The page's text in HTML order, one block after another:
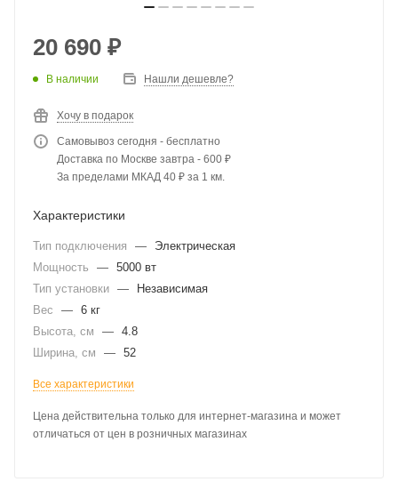
20 690 ₽
В наличии Нашли дешевле?
Хочу в подарок
Самовывоз сегодня - бесплатно
Доставка по Москве завтра - 600 ₽
За пределами МКАД 40 ₽ за 1 км.
Характеристики
Тип подключения —
Электрическая
Мощность
— 5000 вт
Тип установки —
Независимая
Вес
— 6 кг
Высота, см
— 4.8
Ширина, см
— 52
Все характеристики
Цена действительна только для интернет-магазина и может
отличаться от цен в розничных магазинах